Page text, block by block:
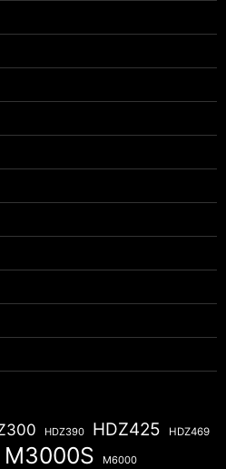
HDZ390 HDZ425 HDZ469
M3000S M6000